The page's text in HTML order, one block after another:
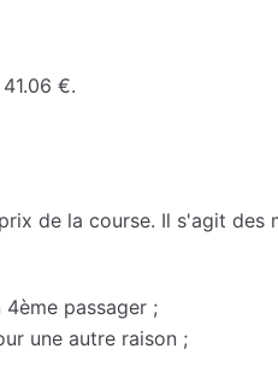
€.
de la course. Il s'agit
passager ;
une autre raison ;